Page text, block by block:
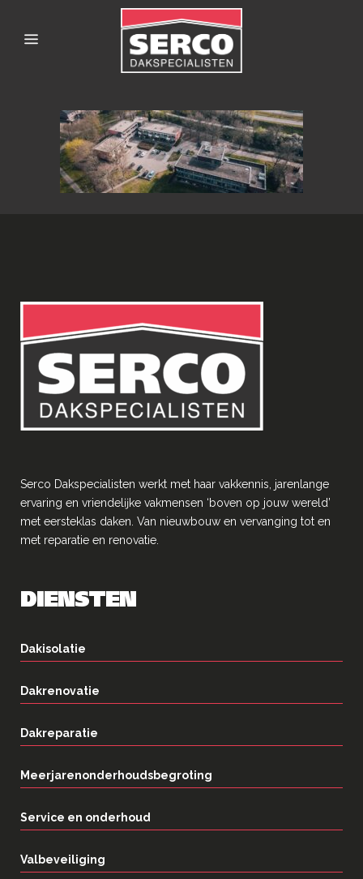
Serco Dakspecialisten werkt met haar vakkennis, jarenlange
ervaring en vriendelĳke vakmensen ‘boven op jouw wereld’
met eersteklas daken. Van nieuwbouw en vervanging tot en
met reparatie en renovatie.
DIENSTEN
Dakisolatie
Dakrenovatie
Dakreparatie
Meerjarenonderhoudsbegroting
Service en onderhoud
Valbeveiliging